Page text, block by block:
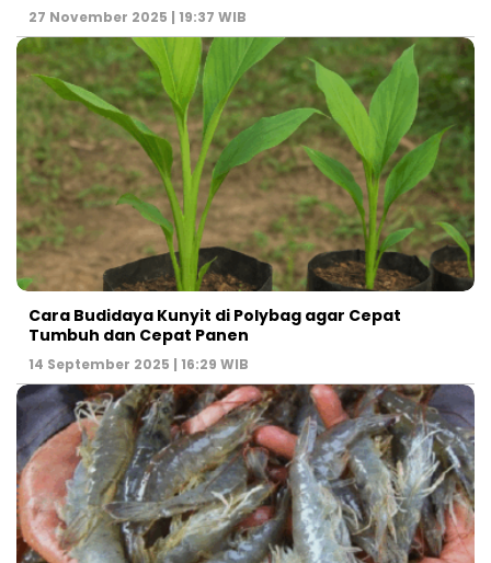
27 November 2025 | 19:37 WIB
Cara Budidaya Kunyit di Polybag agar Cepat
Tumbuh dan Cepat Panen
14 September 2025 | 16:29 WIB